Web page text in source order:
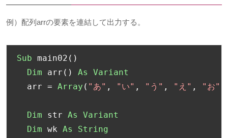
例）配列arrの要素を連結して出力する。
Sub main02 ()
Dim arr () As
Variant
  arr
= Array ( "あ" , "い" , "う" , "え" , "お"
Dim str As
Variant
Dim wk As
String